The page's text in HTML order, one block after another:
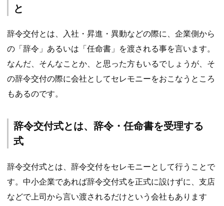
と
辞令交付とは、入社・昇進・異動などの際に、企業側から
の「辞令」あるいは「任命書」を渡される事を言います。
なんだ、そんなことか、と思った方もいるでしょうが、そ
の辞令交付の際に会社としてセレモニーをおこなうところ
もあるのです。
辞令交付式とは、辞令・任命書を受理する
式
辞令交付式とは、辞令交付をセレモニーとして行うことで
す。中小企業であれば辞令交付式を正式に設けずに、支店
などで上司から言い渡されるだけという会社もあります